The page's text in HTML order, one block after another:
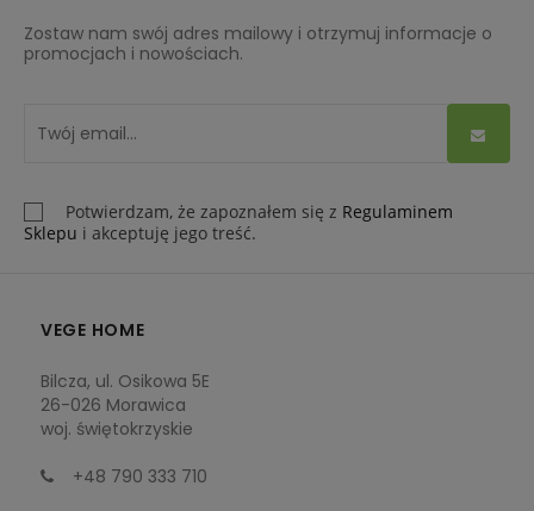
Zostaw nam swój adres mailowy i otrzymuj informacje o
promocjach i nowościach.
Potwierdzam, że zapoznałem się z Regulaminem
Sklepu i akceptuję jego treść.
VEGE HOME
Bilcza, ul. Osikowa 5E
26-026 Morawica
woj. świętokrzyskie
+48 790 333 710